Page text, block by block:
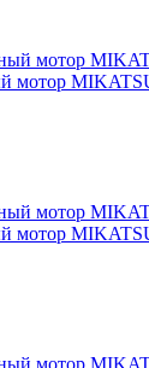
мотор
мотор